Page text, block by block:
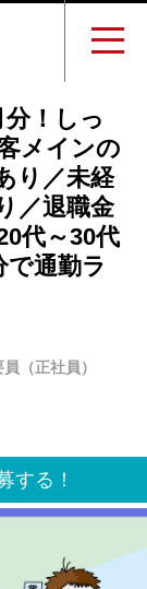
！しっ
メインの
り／未経
／退職金
代～30代
で通勤ラ
（正社員）
する！